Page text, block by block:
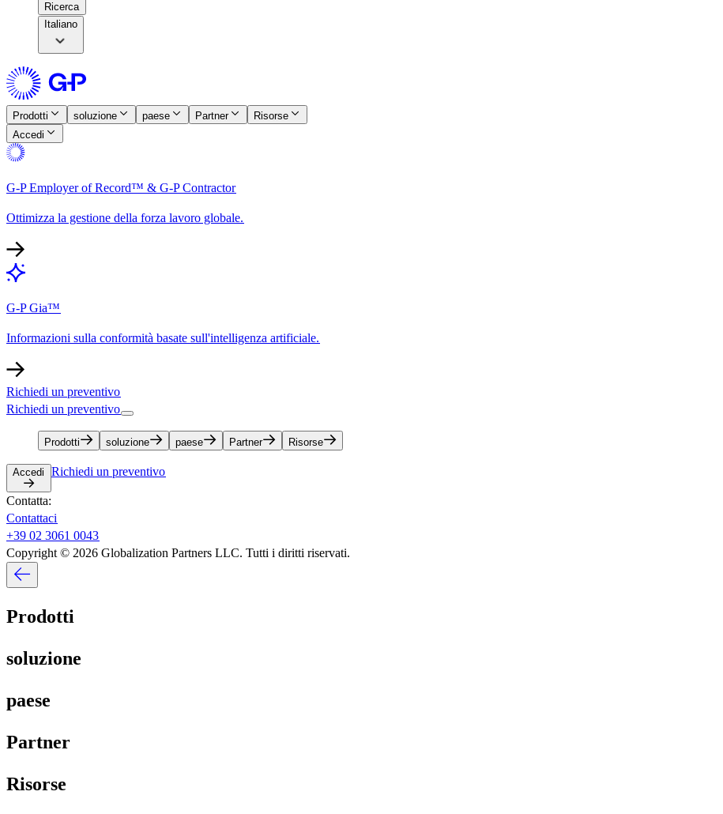
Ricerca​​
Italiano
Prodotti​​ soluzione​​ paese​​ Partner​​
Risorse​​
Accedi​​
G-P Employer of Record™ & G-P Contractor​​
Ottimizza la gestione della forza lavoro globale.​​
G-P Gia™​​
Informazioni sulla conformità basate sull'intelligenza artificiale.​​
Richiedi un preventivo​​
Richiedi un preventivo​​
Prodotti​​ soluzione​​ paese​​ Partner​​ Risorse​​
Accedi​​ Richiedi un preventivo​​
Contatta:​​
Contattaci​​
+39 02 3061 0043​​
Copyright © 2026 Globalization Partners LLC. Tutti i diritti riservati.​​
Prodotti​​
soluzione​​
paese​​
Partner​​
Risorse​​